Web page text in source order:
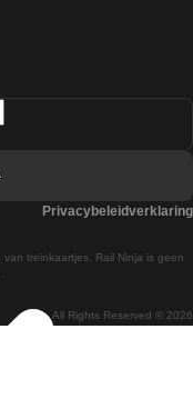
All Rights Reserved © 2026
treinkaartjes. Rail Ninja is geen
Privacybeleidverklaring